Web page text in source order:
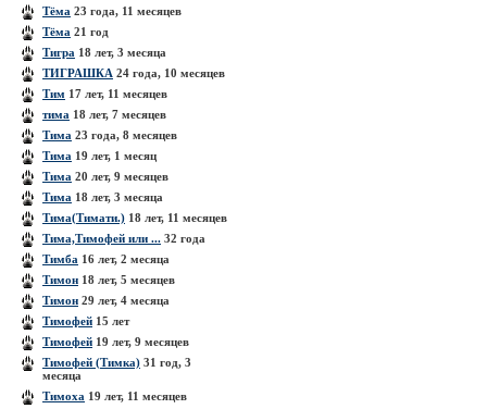
Тёма 23 года, 11 месяцев
Тёма 21 год
Тигра 18 лет, 3 месяца
ТИГРАШКА 24 года, 10 месяцев
Тим 17 лет, 11 месяцев
тима 18 лет, 7 месяцев
Тима 23 года, 8 месяцев
Тима 19 лет, 1 месяц
Тима 20 лет, 9 месяцев
Тима 18 лет, 3 месяца
Тима(Тимати.) 18 лет, 11 месяцев
Тима,Тимофей или ... 32 года
Тимба 16 лет, 2 месяца
Тимон 18 лет, 5 месяцев
Тимон 29 лет, 4 месяца
Тимофей 15 лет
Тимофей 19 лет, 9 месяцев
Тимофей (Тимка) 31 год, 3
месяца
Тимоха 19 лет, 11 месяцев